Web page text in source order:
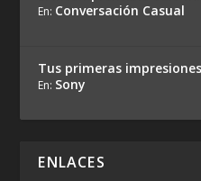
En: Conversación Casual
Tus primeras
En: Sony
ENLACES